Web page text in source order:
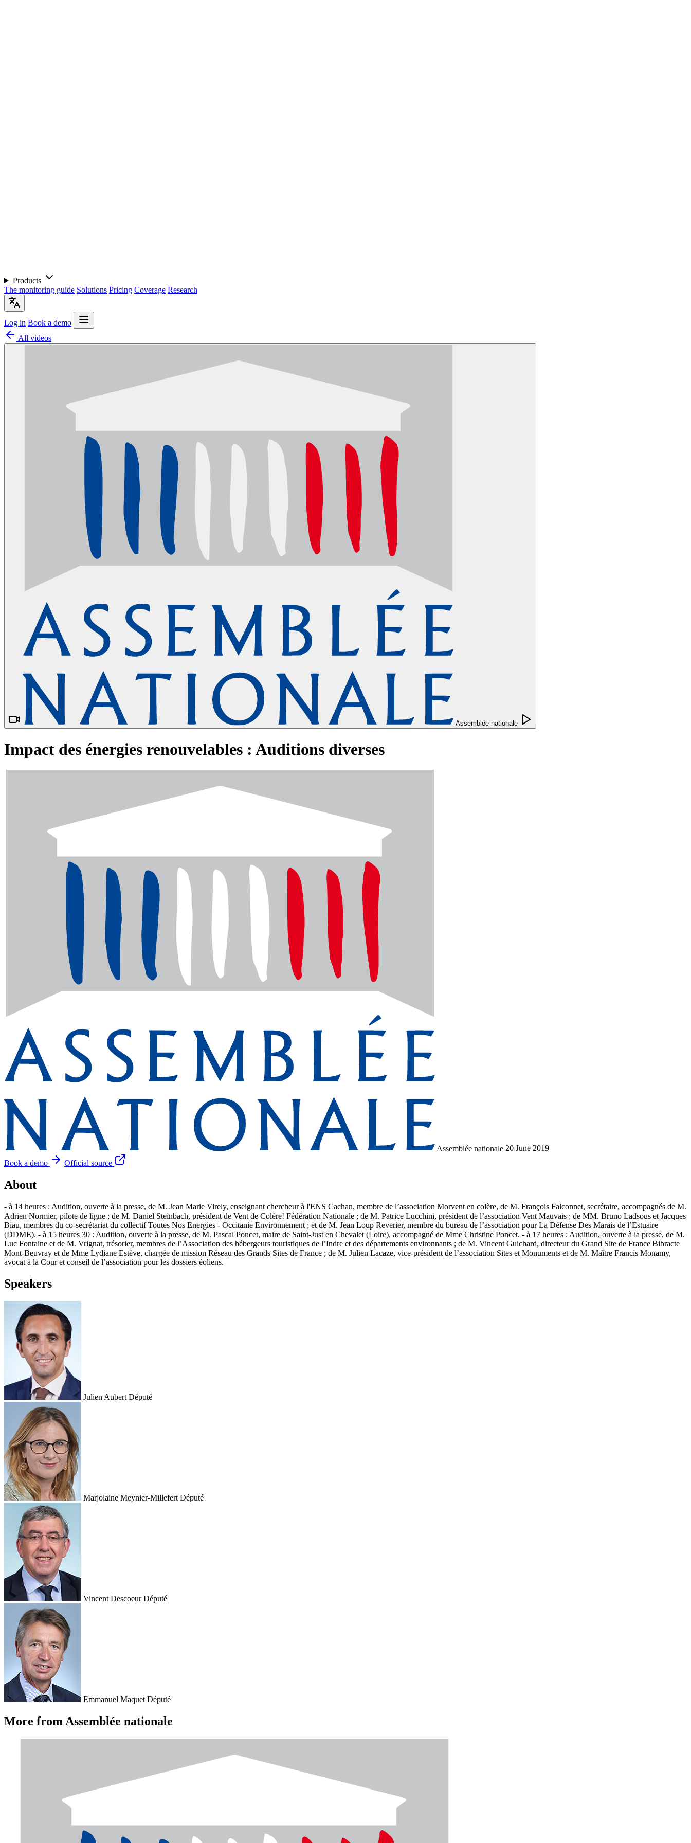
Products
The monitoring guide Solutions Pricing Coverage Research
Log in Book a demo
All videos
Assemblée nationale
Impact des énergies renouvelables : Auditions diverses
Assemblée nationale 20 June 2019
Book a demo
Official source
About
- à 14 heures : Audition, ouverte à la presse, de M. Jean Marie Virely, enseignant chercheur à l'ENS Cachan, membre de l’association Morvent en colère, de M. François Falconnet, secrétaire, accompagnés de M.
Adrien Normier, pilote de ligne ; de M. Daniel Steinbach, président de Vent de Colère! Fédération Nationale ; de M. Patrice Lucchini, président de l’association Vent Mauvais ; de MM. Bruno Ladsous et Jacques
Biau, membres du co-secrétariat du collectif Toutes Nos Energies - Occitanie Environnement ; et de M. Jean Loup Reverier, membre du bureau de l’association pour La Défense Des Marais de l’Estuaire
(DDME). - à 15 heures 30 : Audition, ouverte à la presse, de M. Pascal Poncet, maire de Saint-Just en Chevalet (Loire), accompagné de Mme Christine Poncet. - à 17 heures : Audition, ouverte à la presse, de M.
Luc Fontaine et de M. Vrignat, trésorier, membres de l’Association des hébergeurs touristiques de l’Indre et des départements environnants ; de M. Vincent Guichard, directeur du Grand Site de France Bibracte
Mont-Beuvray et de Mme Lydiane Estève, chargée de mission Réseau des Grands Sites de France ; de M. Julien Lacaze, vice-président de l’association Sites et Monuments et de M. Maître Francis Monamy,
avocat à la Cour et conseil de l’association pour les dossiers éoliens.
Speakers
Julien Aubert Député
Marjolaine Meynier-Millefert Député
Vincent Descoeur Député
Emmanuel Maquet Député
More from Assemblée nationale